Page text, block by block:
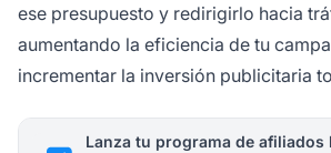
ese presupuesto y redirigirlo hacia
aumentando la eficiencia de tu
incrementar la inversión publicitaria
Lanza tu programa de afiliados